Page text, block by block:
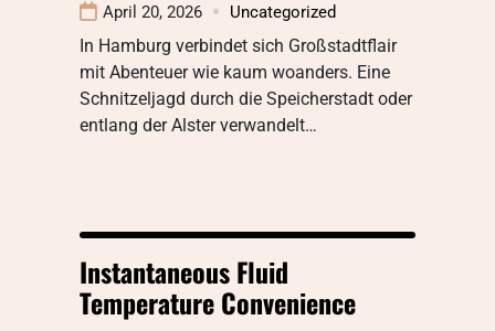
April 20, 2026 Uncategorized
In Hamburg verbindet sich Großstadtflair
mit Abenteuer wie kaum woanders. Eine
Schnitzeljagd durch die Speicherstadt oder
entlang der Alster verwandelt…
Instantaneous Fluid
Temperature Convenience